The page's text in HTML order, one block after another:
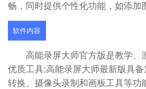
畅，同时提供个性化功能，如添加
软件内容
高能录屏大师官方版是教学、
优质工具;高能录屏大师最新版具
转换、摄像头录制和画板工具等功